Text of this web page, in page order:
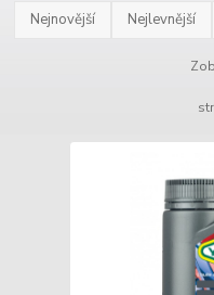
Nejnovější Nejlevnější